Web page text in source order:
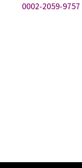
0002-2059-9757